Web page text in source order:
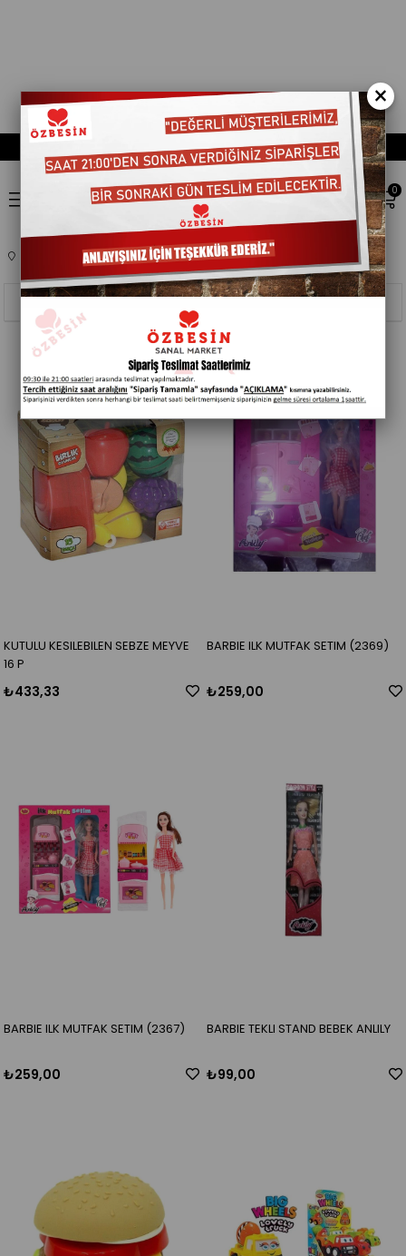
0
EV,YASAM ÜRÜNLERI OYUNCAK
Filtreleme
Sıralama
KUTULU KESILEBILEN SEBZE MEYVE
16 P
₺433,33
BARBIE ILK MUTFAK SETIM (2369)
₺259,00
BARBIE ILK MUTFAK SETIM (2367)
₺259,00
BARBIE TEKLI STAND BEBEK ANLILY
₺99,00
×